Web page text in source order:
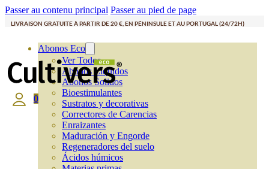
Passer au contenu principal Passer au pied de page
LIVRAISON GRATUITE À PARTIR DE 20 €, EN PÉNINSULE ET AU PORTUGAL (24/72H)
Abonos Eco
Ver Todos
Abonos Líquidos
Abonos Solidos
Bioestimulantes
Sustratos y decorativas
Correctores de Carencias
Enraizantes
Maduración y Engorde
Regeneradores del suelo
Ácidos húmicos
0